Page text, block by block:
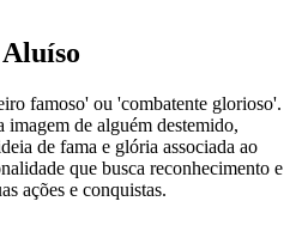
Aluíso
famoso' ou 'combatente glorioso'.
imagem de alguém destemido,
de fama e glória associada ao
que busca reconhecimento e
ações e conquistas.